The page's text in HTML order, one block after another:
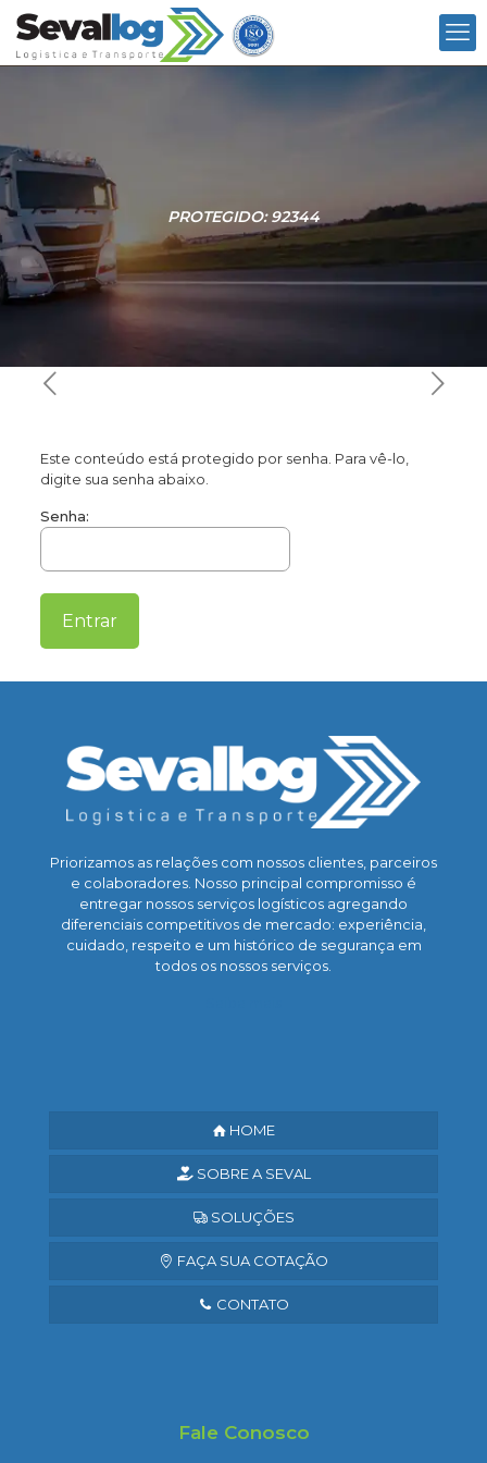
PROTEGIDO: 92344
Este conteúdo está protegido por senha. Para vê-lo,
digite sua senha abaixo.
Senha:
Priorizamos as relações com nossos clientes, parceiros
e colaboradores. Nosso principal compromisso é
entregar nossos serviços logísticos agregando
diferenciais competitivos de mercado: experiência,
cuidado, respeito e um histórico de segurança em
todos os nossos serviços.
HOME
SOBRE A SEVAL
SOLUÇÕES
FAÇA SUA COTAÇÃO
CONTATO
Fale Conosco